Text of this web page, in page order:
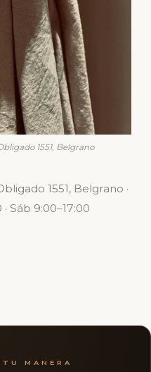
1551, Belgrano
1551, Belgrano ·
Sáb 9:00–17:00
MANERA